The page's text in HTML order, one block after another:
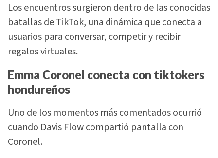
Los encuentros surgieron dentro de las conocidas
batallas de TikTok, una dinámica que conecta a
usuarios para conversar, competir y recibir
regalos virtuales.
Emma Coronel conecta con tiktokers
hondureños
Uno de los momentos más comentados ocurrió
cuando Davis Flow compartió pantalla con
Coronel.